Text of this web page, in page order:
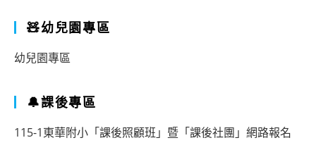
🧸幼兒園專區
幼兒園專區
🔔課後專區
115-1東華附小「課後照顧班」暨「課後社團」網路報名